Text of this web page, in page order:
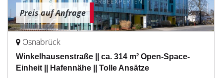
Preis auf Anfrage
Osnabrück
Winkelhausenstraße || ca. 314 m² Open-Space-
Einheit || Hafennähe || Tolle Ansätze